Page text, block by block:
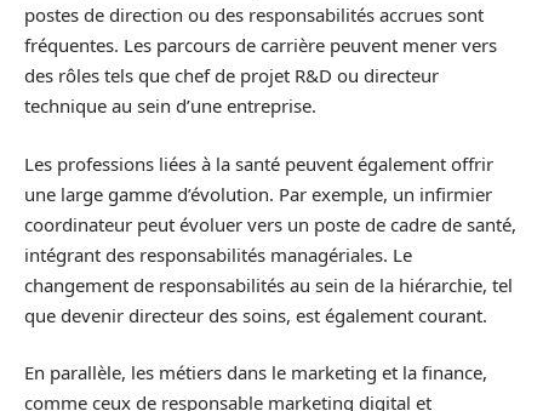
postes de direction ou des responsabilités accrues sont
fréquentes. Les parcours de carrière peuvent mener vers
des rôles tels que chef de projet R&D ou directeur
technique au sein d’une entreprise.
Les professions liées à la santé peuvent également offrir
une large gamme d’évolution. Par exemple, un infirmier
coordinateur peut évoluer vers un poste de cadre de santé,
intégrant des responsabilités managériales. Le
changement de responsabilités au sein de la hiérarchie, tel
que devenir directeur des soins, est également courant.
En parallèle, les métiers dans le marketing et la finance,
comme ceux de responsable marketing digital et